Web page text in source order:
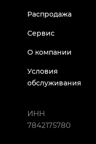
Распродажа
Сервис
О компании
Условия
обслуживания
ИНН
7842175780